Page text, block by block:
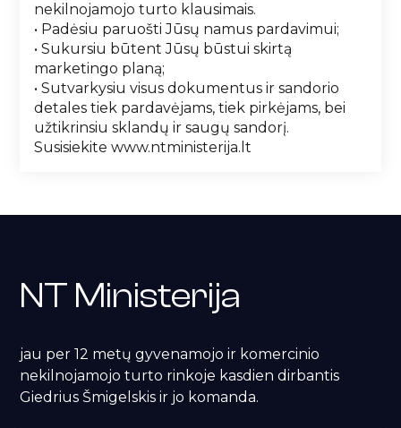
nekilnojamojo turto klausimais.
• Padėsiu paruošti Jūsų namus pardavimui;
• Sukursiu būtent Jūsų būstui skirtą
marketingo planą;
• Sutvarkysiu visus dokumentus ir sandorio
detales tiek pardavėjams, tiek pirkėjams, bei
užtikrinsiu sklandų ir saugų sandorį.
Susisiekite www.ntministerija.lt
NT Ministerija
jau per 12 metų gyvenamojo ir komercinio
nekilnojamojo turto rinkoje kasdien dirbantis
Giedrius Šmigelskis ir jo komanda.